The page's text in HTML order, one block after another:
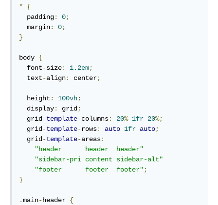
*
{
  padding
: 0;
  margin
: 0;
}
body {
  font
-size: 1.2em;
  text
-align: center;
  height
: 100vh;
  display
: grid;
  grid
-template-columns: 20% 1fr 20%;
  grid
-template-rows: auto 1fr auto;
  grid
-template-areas:
"header      header  header"
"sidebar-pri content sidebar-alt"
"footer      footer  footer";
}
.main-header {